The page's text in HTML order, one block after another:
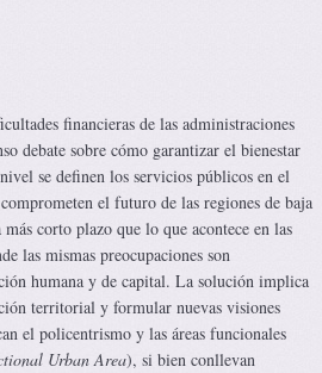
financieras de las administraciones
debate sobre cómo garantizar el bienestar
se definen los servicios públicos en el
el futuro de las regiones de baja
corto plazo que lo que acontece en las
las mismas preocupaciones son
humana y de capital. La solución implica
territorial y formular nuevas visiones
el policentrismo y las áreas funcionales
Urban Area), si bien conllevan